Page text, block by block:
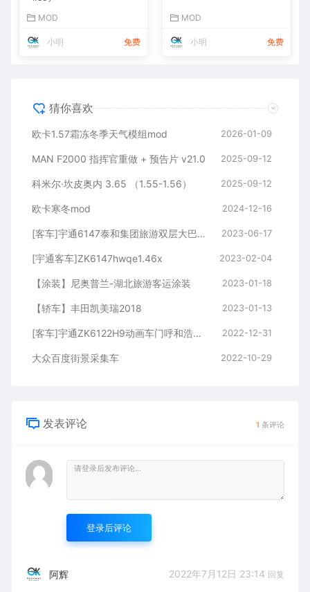
MOD
小明 免费
MOD
小明 免费
猜你喜欢
欧卡1.57霜冻冬季天气模组mod 2026-01-09
MAN F2000 指挥官重做 + 预告片 v21.0 2025-09-12
科米尔·坎皮奥内 3.65 （1.55-1.56） 2025-09-12
欧卡寒冬mod 2024-12-16
[客车]宇通6147泰和集团旅游双层大巴1.47 2023-06-17
[宇通客车]ZK6147hwqe1.46x 2023-02-04
【涂装】尼奥普兰-湖北旅游客运涂装 2023-01-18
【轿车】丰田凯美瑞2018 2023-01-13
[客车]宇通ZK6122H9动画车门呼和浩特-深圳 2022-12-31
大众百度街景采集车 2022-10-29
发表评论 1 条评论
登录后评论
阿辉 2022年7月12日 23:14 回复